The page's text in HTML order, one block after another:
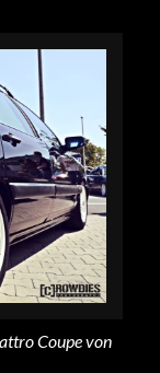
Coupe von